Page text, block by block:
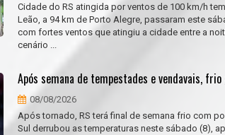
Cidade do RS atingida por ventos de 100 km/h
Leão, a 94 km de Porto Alegre, passaram este
com fortes ventos que atingiu a cidade entre a
cenário ...
Após semana de tempestades e vendavais,
08/08/2026
Após tornado, RS terá final de semana frio com
Sul derrubou as temperaturas neste sábado (8),